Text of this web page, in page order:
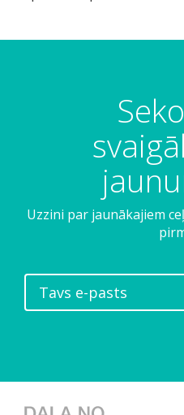
Uzzini par jaunākajiem